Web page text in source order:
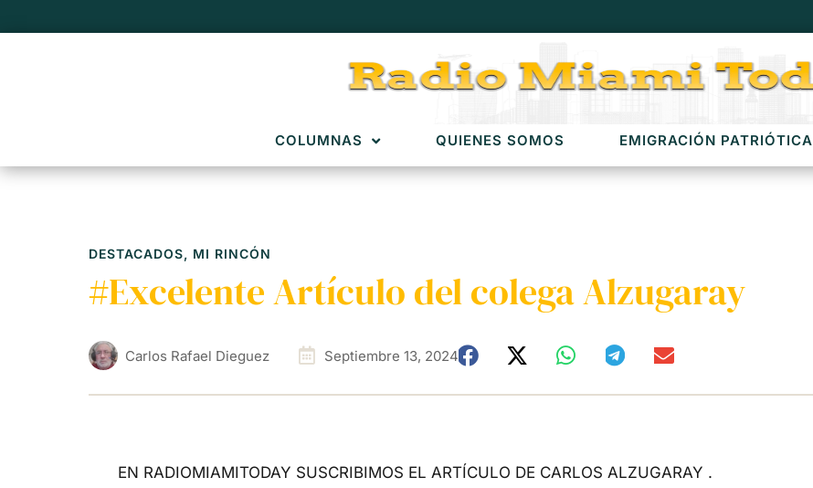
COLUMNAS QUIENES SOMOS EMIGRACIÓN PATRIÓTICA
DESTACADOS, MI RINCÓN
#Excelente Artículo del colega Alzugaray
Carlos Rafael Dieguez Septiembre 13, 2024
EN RADIOMIAMITODAY SUSCRIBIMOS EL ARTÍCULO DE CARLOS ALZUGARAY .